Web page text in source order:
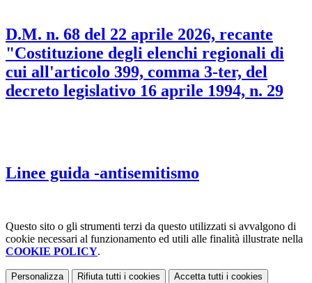
D.M. n. 68 del 22 aprile 2026, recante
"Costituzione degli elenchi regionali di
cui all'articolo 399, comma 3-ter, del
decreto legislativo 16 aprile 1994, n. 29
Linee guida -antisemitismo
Questo sito o gli strumenti terzi da questo utilizzati si avvalgono di
cookie necessari al funzionamento ed utili alle finalità illustrate nella
COOKIE POLICY.
Personalizza Rifiuta tutti i cookies Accetta tutti i cookies